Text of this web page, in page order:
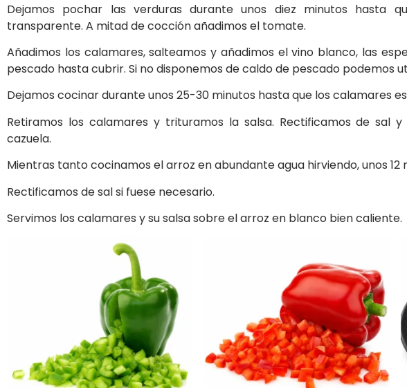
Dejamos pochar las verduras durante unos diez minutos hasta
transparente. A mitad de cocción añadimos el tomate.
Añadimos los calamares, salteamos y añadimos el vino blanco, las
pescado hasta cubrir. Si no disponemos de caldo de pescado podemos
Dejamos cocinar durante unos 25-30 minutos hasta que los calamares
Retiramos los calamares y trituramos la salsa. Rectificamos de sal
cazuela.
Mientras tanto cocinamos el arroz en abundante agua hirviendo, unos 12
Rectificamos de sal si fuese necesario.
Servimos los calamares y su salsa sobre el arroz en blanco bien caliente.